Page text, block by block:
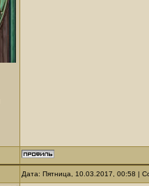
Дата: Пятница, 10.03.2017, 00:58 |